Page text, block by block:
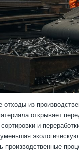
отходы из
открывает
и
производственные